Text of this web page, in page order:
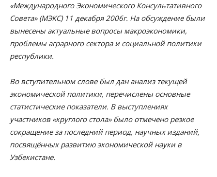
«Международного Экономического Консультативного
Совета» (МЭКС) 11 декабря 2006г. На обсуждение были
вынесены актуальные вопросы макроэкономики,
проблемы аграрного сектора и социальной политики
республики.
Во вступительном слове был дан анализ текущей
экономической политики, перечислены основные
статистические показатели. В выступлениях
участников «круглого стола» было отмечено резкое
сокращение за последний период, научных изданий,
посвящённых развитию экономической науки в
Узбекистане.